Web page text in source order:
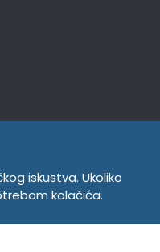
iskustva. Ukoliko
kolačića.